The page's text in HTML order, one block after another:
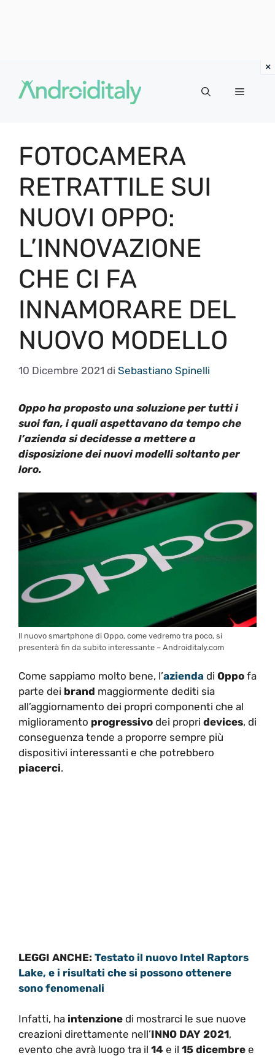
contenuto
MENU
FOTOCAMERA
RETRATTILE SUI
NUOVI OPPO:
L’INNOVAZIONE
CHE CI FA
INNAMORARE DEL
NUOVO MODELLO
10 Dicembre 2021 di Sebastiano Spinelli
Oppo ha proposto una soluzione per tutti i
suoi fan, i quali aspettavano da tempo che
l’azienda si decidesse a mettere a
disposizione dei nuovi modelli soltanto per
loro.
Il nuovo smartphone di Oppo, come vedremo tra poco, si
presenterà fin da subito interessante – Androiditaly.com
Come sappiamo molto bene, l’azienda di Oppo fa
parte dei brand maggiormente dediti sia
all’aggiornamento dei propri componenti che al
miglioramento progressivo dei propri devices, di
conseguenza tende a proporre sempre più
dispositivi interessanti e che potrebbero
piacerci.
LEGGI ANCHE: Testato il nuovo Intel Raptors
Lake, e i risultati che si possono ottenere
sono fenomenali
Infatti, ha intenzione di mostrarci le sue nuove
creazioni direttamente nell’INNO DAY 2021,
evento che avrà luogo tra il 14 e il 15 dicembre e